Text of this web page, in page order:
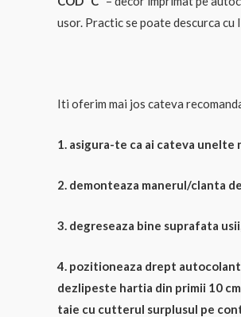
usor. Practic se poate descurca
Iti oferim mai jos cateva
1. asigura-te ca ai cateva
2. demonteaza manerul/clanta
3. degreseaza bine suprafata
4. pozitioneaza drept
dezlipeste hartia din primii 10
taie cu cutterul surplusul pe